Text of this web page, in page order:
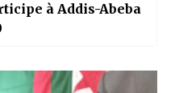
à Addis-Abeba